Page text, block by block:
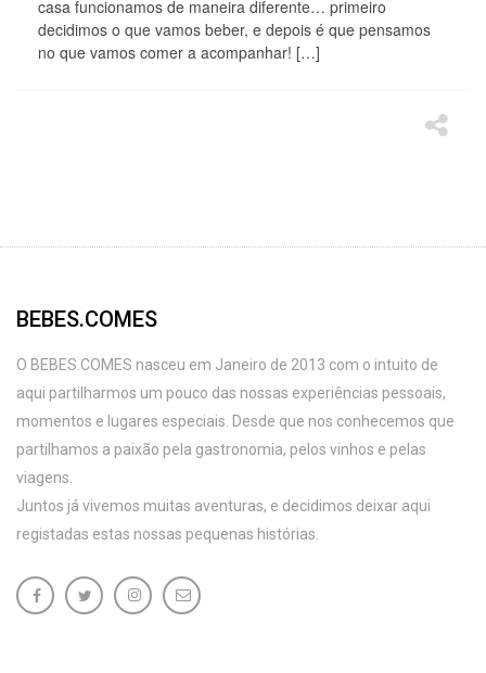
casa funcionamos de maneira diferente… primeiro
decidimos o que vamos beber, e depois é que pensamos
no que vamos comer a acompanhar! […]
BEBES.COMES
O BEBES.COMES nasceu em Janeiro de 2013 com o intuito de
aqui partilharmos um pouco das nossas experiências pessoais,
momentos e lugares especiais. Desde que nos conhecemos que
partilhamos a paixão pela gastronomia, pelos vinhos e pelas
viagens.
Juntos já vivemos muitas aventuras, e decidimos deixar aqui
registadas estas nossas pequenas histórias.